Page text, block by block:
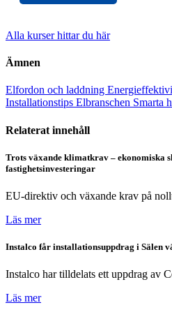
Alla kurser hittar du här
Ämnen
Elfordon och laddning
Installationstips Elbranschen Smarta
Relaterat innehåll
Trots växande klimatkrav – ekonomiska
fastighetsinvesteringar
EU-direktiv och växande krav på
Läs mer
Instalco får installationsuppdrag i Sälen
Instalco har tilldelats ett uppdrag av
Läs mer